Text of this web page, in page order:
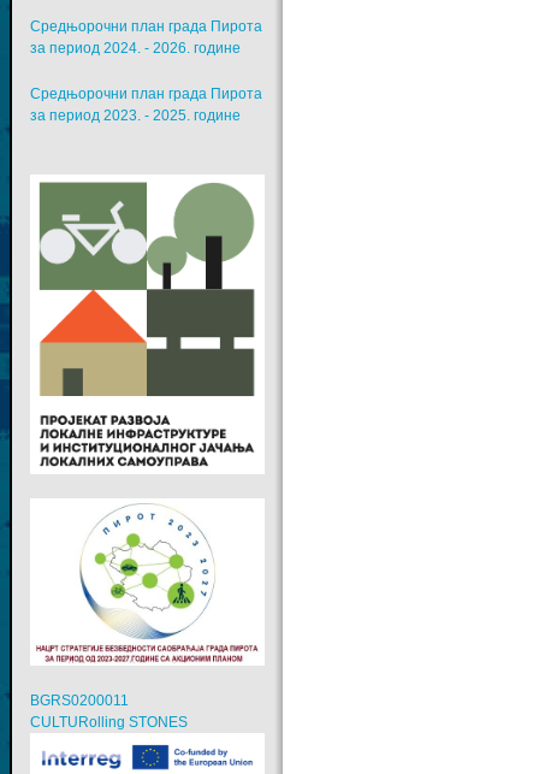
Средњорочни план града Пирота
за период 2024. - 2026. године
Средњорочни план града Пирота
за период 2023. - 2025. године
BGRS0200011
CULTURolling STONES